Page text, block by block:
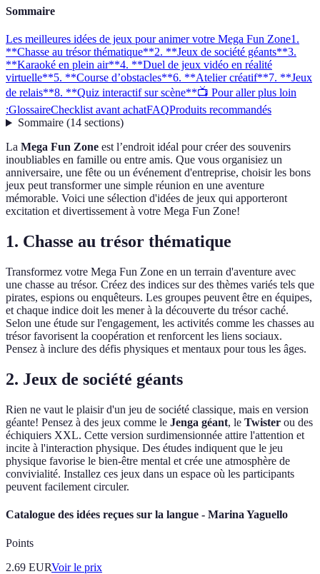
Sommaire
Les meilleures idées de jeux pour animer votre Mega Fun Zone1.
**Chasse au trésor thématique**2. **Jeux de société géants**3.
**Karaoké en plein air**4. **Duel de jeux vidéo en réalité
virtuelle**5. **Course d’obstacles**6. **Atelier créatif**7. **Jeux
de relais**8. **Quiz interactif sur scène**📺 Pour aller plus loin
:GlossaireChecklist avant achatFAQProduits recommandés
Sommaire(14 sections)
La Mega Fun Zone est l’endroit idéal pour créer des souvenirs
inoubliables en famille ou entre amis. Que vous organisiez un
anniversaire, une fête ou un événement d'entreprise, choisir les bons
jeux peut transformer une simple réunion en une aventure
mémorable. Voici une sélection d'idées de jeux qui apporteront
excitation et divertissement à votre Mega Fun Zone!
1. Chasse au trésor thématique
Transformez votre Mega Fun Zone en un terrain d'aventure avec
une chasse au trésor. Créez des indices sur des thèmes variés tels que
pirates, espions ou enquêteurs. Les groupes peuvent être en équipes,
et chaque indice doit les mener à la découverte du trésor caché.
Selon une étude sur l'engagement, les activités comme les chasses au
trésor favorisent la coopération et renforcent les liens sociaux.
Pensez à inclure des défis physiques et mentaux pour tous les âges.
2. Jeux de société géants
Rien ne vaut le plaisir d'un jeu de société classique, mais en version
géante! Pensez à des jeux comme le Jenga géant, le Twister ou des
échiquiers XXL. Cette version surdimensionnée attire l'attention et
incite à l'interaction physique. Des études indiquent que le jeu
physique favorise le bien-être mental et crée une atmosphère de
convivialité. Installez ces jeux dans un espace où les participants
peuvent facilement circuler.
Catalogue des idées reçues sur la langue - Marina Yaguello
Points
2.69 EURVoir le prix